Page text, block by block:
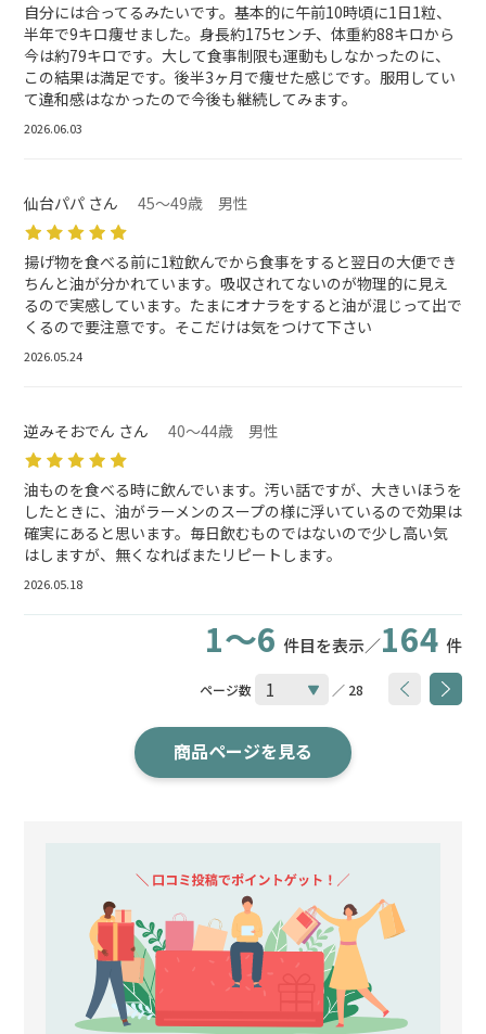
自分には合ってるみたいです。基本的に午前10時頃に1日1粒、
半年で9キロ痩せました。身長約175センチ、体重約88キロから
今は約79キロです。大して食事制限も運動もしなかったのに、
この結果は満足です。後半3ヶ月で痩せた感じです。服用してい
て違和感はなかったので今後も継続してみます。
2026.06.03
仙台パパ さん 45～49歳 男性
揚げ物を食べる前に1粒飲んでから食事をすると翌日の大便でき
ちんと油が分かれています。吸収されてないのが物理的に見え
るので実感しています。たまにオナラをすると油が混じって出で
くるので要注意です。そこだけは気をつけて下さい
2026.05.24
逆みそおでん さん 40～44歳 男性
油ものを食べる時に飲んでいます。汚い話ですが、大きいほうを
したときに、油がラーメンのスープの様に浮いているので効果は
確実にあると思います。毎日飲むものではないので少し高い気
はしますが、無くなればまたリピートします。
2026.05.18
1～6 件目を表示／164 件
ページ数 ／ 28
商品ページを見る